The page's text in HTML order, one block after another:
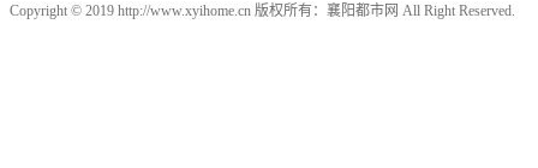
Copyright © 2019 http://www.xyihome.cn 版权所有：襄阳都市网 All Right Reserved.